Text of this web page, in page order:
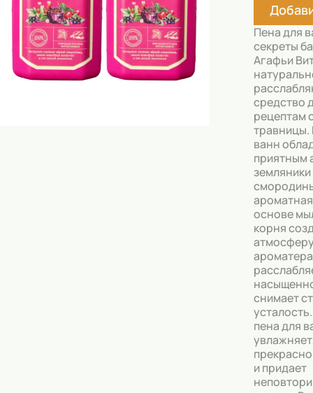
Румяна
Скрабы
Блески
Пена для
секреты
Агафьи
средство
рецептам
травницы.
ванн
приятным
земляники
основе
корня
снимает
пена для
и придает